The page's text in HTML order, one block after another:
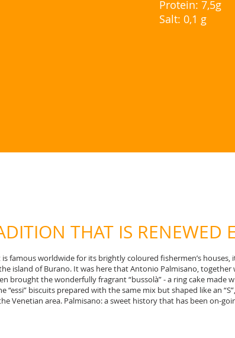
Protein: 7,5g
Salt: 0,1 g
THAT IS RENEWED
is famous worldwide for its brightly coloured fishermen’s
island of Burano. It was here that Antonio Palmisano,
brought the wonderfully fragrant “bussolà” - a ring cake made
“essi” biscuits prepared with the same mix but shaped like an
Venetian area. Palmisano: a sweet history that has been on-